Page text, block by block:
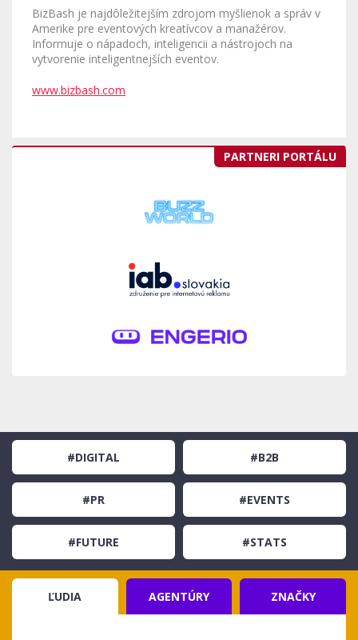
BizBash je najdôležitejším zdrojom myšlienok a správ v
Amerike pre eventových kreatívcov a manažérov.
Informuje o nápadoch, inteligencii a nástrojoch na
vytvorenie inteligentnejších eventov.
www.bizbash.com
PARTNERI PORTÁLU
#DIGITAL #B2B
#PR #EVENTS
#FUTURE #STATS
ĽUDIA AGENTÚRY ZNAČKY